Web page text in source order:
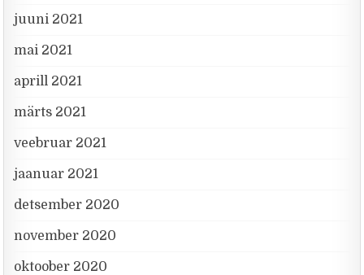
juuni 2021
mai 2021
aprill 2021
märts 2021
veebruar 2021
jaanuar 2021
detsember 2020
november 2020
oktoober 2020